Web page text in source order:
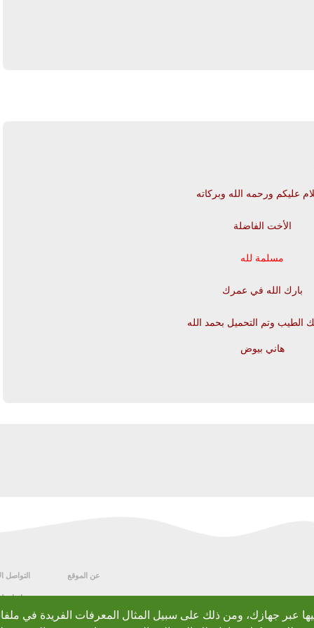
عبر جهازك، ومن ذلك على سبيل المثال المعرفات الفريدة في
عليكم ورحمه الله وبركاته
الأخت الفاضلة
مسلمة لله
بارك الله في عمرك
الطيب وتم التحميل بحمد الله
هاني بيوض
عن الموقع
من نحن
الشروط والأحكام
اتفاقية Cookies
التواصل
قناتنا
صفحة
جروب